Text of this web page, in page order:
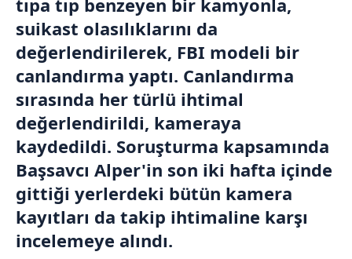
tıpa tıp benzeyen bir kamyonla,
suikast olasılıklarını da
değerlendirilerek, FBI modeli bir
canlandırma yaptı. Canlandırma
sırasında her türlü ihtimal
değerlendirildi, kameraya
kaydedildi. Soruşturma kapsamında
Başsavcı Alper'in son iki hafta içinde
gittiği yerlerdeki bütün kamera
kayıtları da takip ihtimaline karşı
incelemeye alındı.